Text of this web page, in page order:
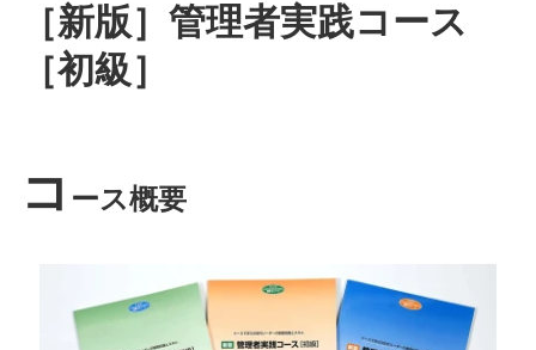
［新版］管理者実践コース
［初級］
コ ース概要